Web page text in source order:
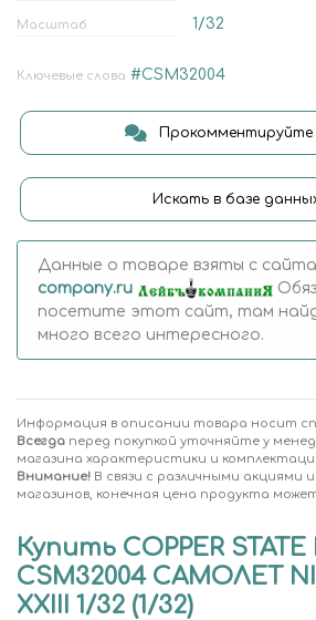
Масштаб 1/32
Ключевые слова #CSM32004
Прокомментируйте
Искать в базе
Данные о товаре взяты с сайта
company.ru
посетите этот сайт, там
много всего интересного.
Информация в описании товара носит
Всегда перед покупкой уточняйте у
магазина характеристики и
Внимание! В связи с различными акциями
магазинов, конечная цена продукта
Купить COPPER
CSM32004 САМОЛЕТ
XXIII 1/32 (1/32)